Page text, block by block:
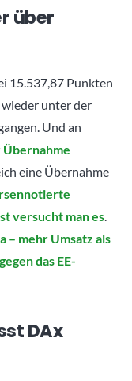
über
15.537,87 Punkten
unter der
Und an
eine Übernahme
versucht man es.
– mehr Umsatz als
das EE-
DAx